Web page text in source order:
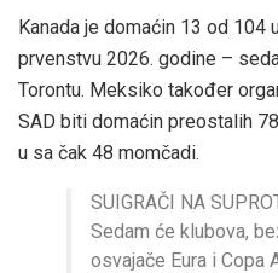
Kanada je domaćin 13 od 104
prvenstvu 2026. godine –
Torontu. Meksiko također
SAD biti domaćin preostalih
u sa čak 48 momčadi.
SUIGRAČI NA
Sedam će klubova,
osvajače Eura i Copa